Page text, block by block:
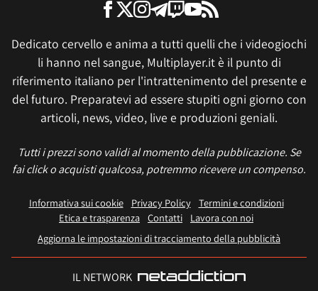
Dedicato cervello e anima a tutti quelli che i videogiochi
li hanno nel sangue, Multiplayer.it è il punto di
riferimento italiano per l'intrattenimento del presente e
del futuro. Preparatevi ad essere stupiti ogni giorno con
articoli, news, video, live e produzioni geniali.
Tutti i prezzi sono validi al momento della pubblicazione. Se
fai click o acquisti qualcosa, potremmo ricevere un compenso.
Informativa sui cookie Privacy Policy
Termini e condizioni
Etica e trasparenza Contatti
Lavora con noi
Aggiorna le impostazioni di tracciamento della pubblicità
IL NETWORK